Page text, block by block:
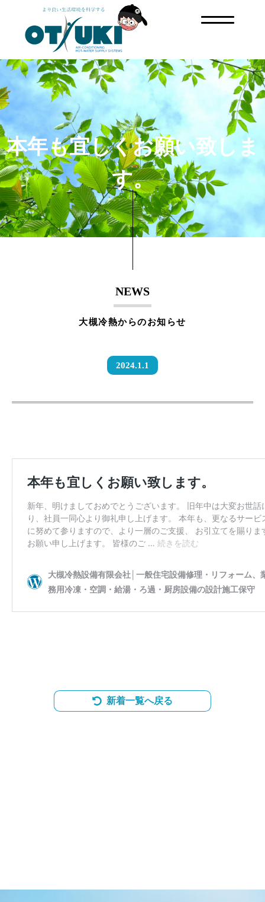
本年も宜しくお願い致しま
す。
NEWS
大槻冷熱からのお知らせ
2024.1.1
新着一覧へ戻る